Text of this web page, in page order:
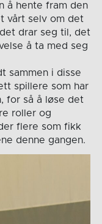
å hente fram den
vårt selv om det
drar seg til, det
å ta med seg
sammen i disse
spillere som har
for så å løse det
roller og
flere som fikk
denne gangen.